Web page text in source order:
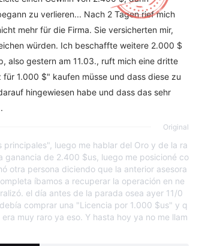
zu verlieren... Nach 2 Tagen rief mich
mehr für die Firma. Sie versicherten mir,
würden. Ich beschaffte weitere 2.000 $
also gestern am 11.03., ruft mich eine dritte
1.000 $" kaufen müsse und dass diese zu
hingewiesen habe und dass das sehr
Original
luego me hablar del Oro y de la ra
de 2.400 $us, luego me posicioné co
otra persona diciendo que la anterior asesora
íbamos a recuperar la operación en ne
el día antes de la parada osea ayer 11/0
comprar una "Licencia por 1.000 $us" y q
muy raro ya eso. Y hasta hoy ya no me llam